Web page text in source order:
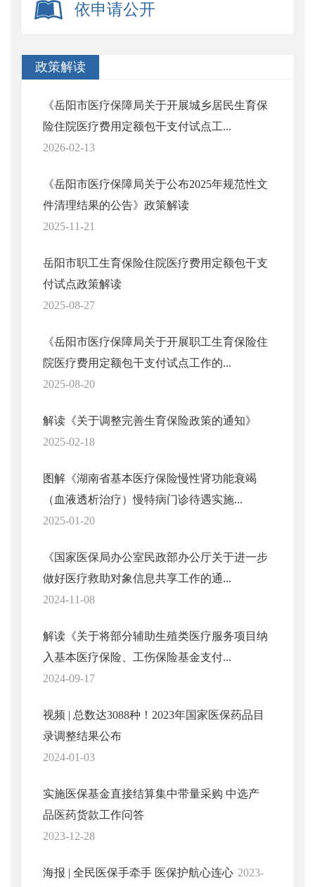
依申请公开
政策解读
《岳阳市医疗保障局关于开展城乡居民生育保
险住院医疗费用定额包干支付试点工...
2026-02-13
《岳阳市医疗保障局关于公布2025年规范性文
件清理结果的公告》政策解读
2025-11-21
岳阳市职工生育保险住院医疗费用定额包干支
付试点政策解读
2025-08-27
《岳阳市医疗保障局关于开展职工生育保险住
院医疗费用定额包干支付试点工作的...
2025-08-20
解读《关于调整完善生育保险政策的通知》
2025-02-18
图解《湖南省基本医疗保险慢性肾功能衰竭
（血液透析治疗）慢特病门诊待遇实施...
2025-01-20
《国家医保局办公室民政部办公厅关于进一步
做好医疗救助对象信息共享工作的通...
2024-11-08
解读《关于将部分辅助生殖类医疗服务项目纳
入基本医疗保险、工伤保险基金支付...
2024-09-17
视频 | 总数达3088种！2023年国家医保药品目
录调整结果公布
2024-01-03
实施医保基金直接结算集中带量采购 中选产
品医药货款工作问答
2023-12-28
海报 | 全民医保手牵手 医保护航心连心 2023-